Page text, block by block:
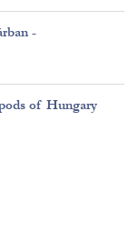
-
of Hungary